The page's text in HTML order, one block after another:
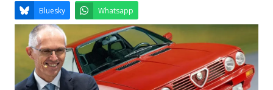
Email Facebook LinkedIn
Bluesky Whatsapp